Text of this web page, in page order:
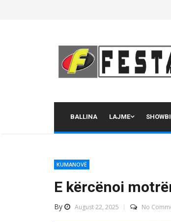
BALLINA LAJME
KUMANOVË
E kërcënoi
By August 22, 2025 No